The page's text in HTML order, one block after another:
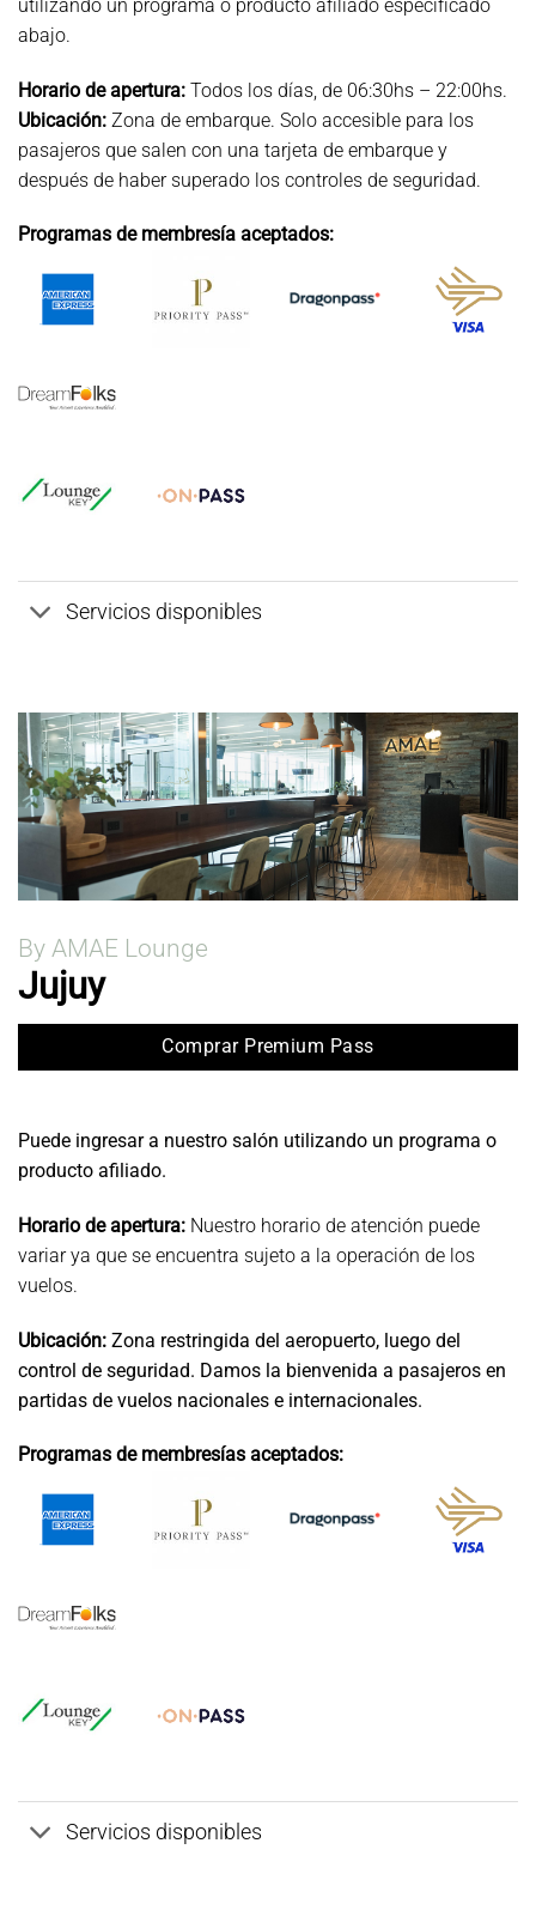
utilizando un programa o producto afiliado especificado
abajo.
Horario de apertura: Todos los días, de 06:30hs – 22:00hs.
Ubicación: Zona de embarque. Solo accesible para los
pasajeros que salen con una tarjeta de embarque y
después de haber superado los controles de seguridad.
Programas de membresía aceptados:
Servicios disponibles
By AMAE Lounge
Jujuy
Comprar Premium Pass
Puede ingresar a nuestro salón utilizando un programa o
producto afiliado.
Horario de apertura: Nuestro horario de atención puede
variar ya que se encuentra sujeto a la operación de los
vuelos.
Ubicación: Zona restringida del aeropuerto, luego del
control de seguridad. Damos la bienvenida a pasajeros en
partidas de vuelos nacionales e internacionales.
Programas de membresías aceptados:
Servicios disponibles